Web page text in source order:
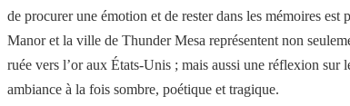
de procurer une émotion et de rester dans les mémoires
Manor et la ville de Thunder Mesa représentent non
ruée vers l’or aux États-Unis ; mais aussi une réflexion sur
ambiance à la fois sombre, poétique et tragique.